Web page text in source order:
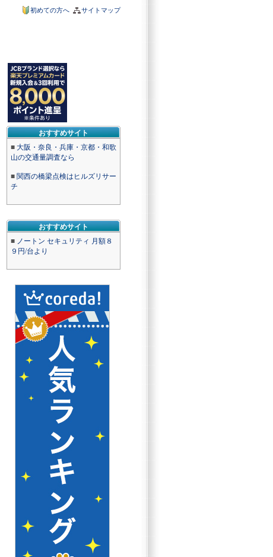
サイトマップ
初めての方へ
おすすめサイト
■ 大阪・奈良・兵庫・京都・和歌
山の交通量調査なら
■ 関西の橋梁点検はヒルズリサー
チ
おすすめサイト
■ ノートン セキュリティ 月額８
９円/台より